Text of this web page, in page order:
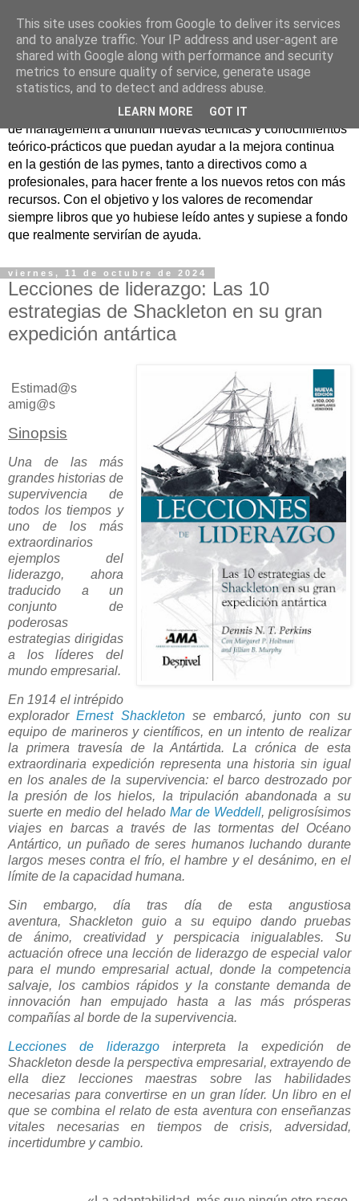
Nuevo Viernes - Nuevo
Libro
Nace con la misión de ayudar mediante la lectura de libros
de management a difundir nuevas técnicas y conocimientos
teórico-prácticos que puedan ayudar a la mejora continua
en la gestión de las pymes, tanto a directivos como a
profesionales, para hacer frente a los nuevos retos con más
recursos. Con el objetivo y los valores de recomendar
siempre libros que yo hubiese leído antes y supiese a fondo
que realmente servirían de ayuda.
viernes, 11 de octubre de 2024
Lecciones de liderazgo: Las 10
estrategias de Shackleton en su gran
expedición antártica
Estimad@s
amig@s
Sinopsis
Una de las más
grandes historias de
supervivencia de
todos los tiempos y
uno de los más
extraordinarios
ejemplos del
liderazgo, ahora
traducido a un
conjunto de
poderosas
estrategias dirigidas
a los líderes del
mundo empresarial.
En 1914 el intrépido
exploradorErnest Shackletonse embarcó, junto con su
equipo de marineros y científicos, en un intento de realizar
la primera travesía de la Antártida. La crónica de esta
extraordinaria expedición representa una historia sin igual
en los anales de la supervivencia: el barco destrozado por
la presión de los hielos, la tripulación abandonada a su
suerte en medio del helado Mar de Weddell, peligrosísimos
viajes en barcas a través de las tormentas del Océano
Antártico, un puñado de seres humanos luchando durante
largos meses contra el frío, el hambre y el desánimo, en el
límite de la capacidad humana.
Sin embargo, día tras día de esta angustiosa
aventura, Shackleton guio a su equipo dando pruebas
de ánimo, creatividad y perspicacia inigualables. Su
actuación ofrece una lección de liderazgo de especial valor
para el mundo empresarial actual, donde la competencia
salvaje, los cambios rápidos y la constante demanda de
innovación han empujado hasta a las más prósperas
compañías al borde de la supervivencia.
Lecciones de liderazgointerpreta la expedición de
Shackleton desde la perspectiva empresarial, extrayendo de
ella diez lecciones maestras sobre las habilidades
necesarias para convertirse en un gran líder. Un libro en el
que se combina el relato de esta aventura con enseñanzas
vitales necesarias en tiempos de crisis, adversidad,
incertidumbre y cambio.
This site uses cookies from Google to deliver its services
and to analyze traffic. Your IP address and user-agent are
shared with Google along with performance and security
metrics to ensure quality of service, generate usage
statistics, and to detect and address abuse.
LEARN MORE GOT IT